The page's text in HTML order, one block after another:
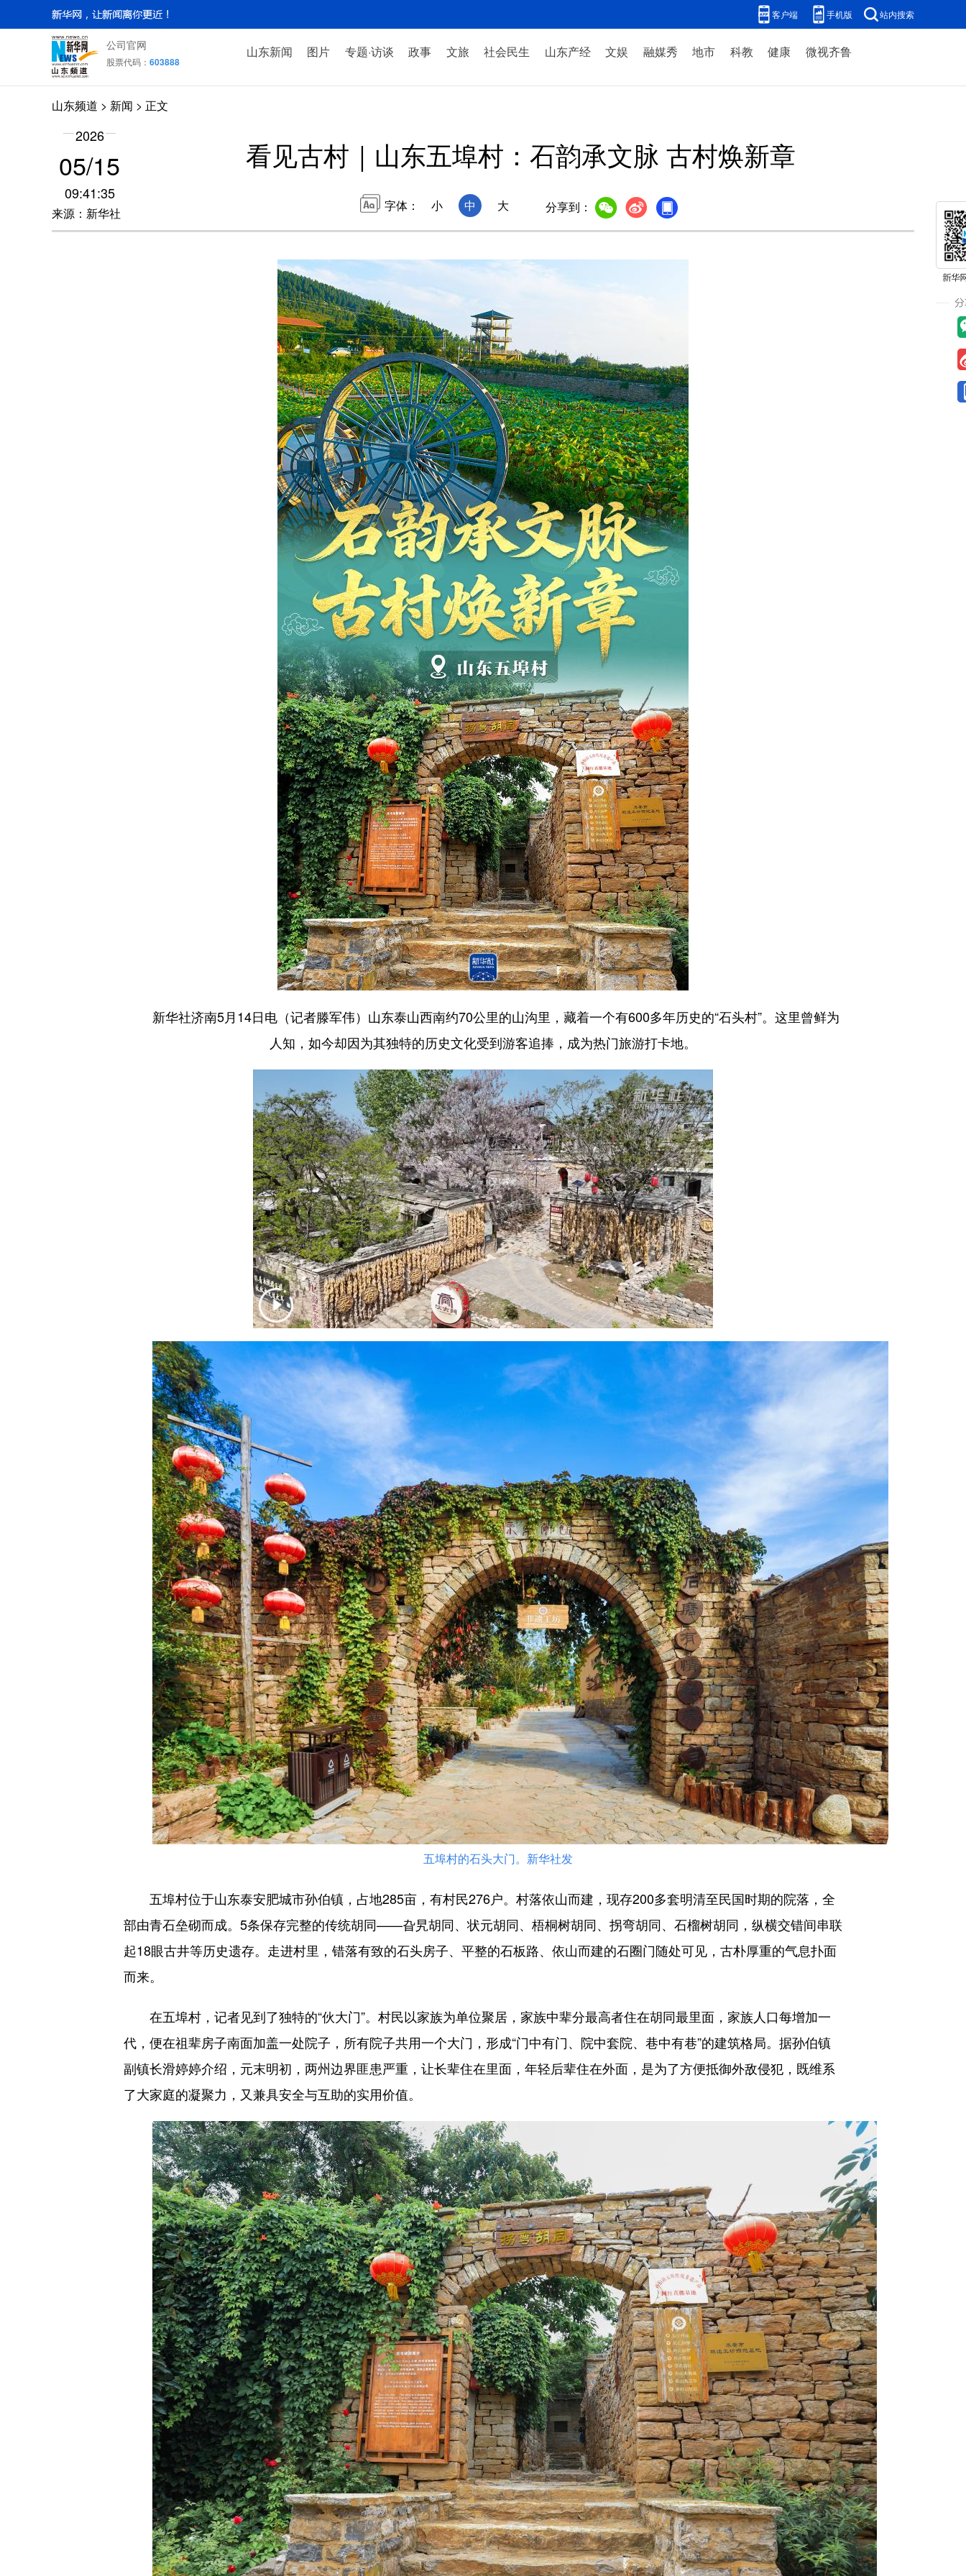
客户端 手机版 站内搜索
公司官网
股票代码： 603888
山东新闻 图片 专题·访谈 政事 文旅 社会民生 山东产经 文娱 融媒秀 地市 科教 健康 微视齐鲁
山东频道 > 新闻 > 正文
2026
05/15
09:41:35
来源：新华社
看见古村｜山东五埠村：石韵承文脉 古村焕新章
字体： 小 中 大 分享到：
新华社济南5月14日电（记者滕军伟）山东泰山西南约70公里的山沟里，藏着一个有600多年历史的“石头村”。这里曾鲜为
人知，如今却因为其独特的历史文化受到游客追捧，成为热门旅游打卡地。
五埠村的石头大门。新华社发
五埠村位于山东泰安肥城市孙伯镇，占地285亩，有村民276户。村落依山而建，现存200多套明清至民国时期的院落，全
部由青石垒砌而成。5条保存完整的传统胡同——旮旯胡同、状元胡同、梧桐树胡同、拐弯胡同、石榴树胡同，纵横交错间串联
起18眼古井等历史遗存。走进村里，错落有致的石头房子、平整的石板路、依山而建的石圈门随处可见，古朴厚重的气息扑面
而来。
在五埠村，记者见到了独特的“伙大门”。村民以家族为单位聚居，家族中辈分最高者住在胡同最里面，家族人口每增加一
代，便在祖辈房子南面加盖一处院子，所有院子共用一个大门，形成“门中有门、院中套院、巷中有巷”的建筑格局。据孙伯镇
副镇长滑婷婷介绍，元末明初，两州边界匪患严重，让长辈住在里面，年轻后辈住在外面，是为了方便抵御外敌侵犯，既维系
了大家庭的凝聚力，又兼具安全与互助的实用价值。